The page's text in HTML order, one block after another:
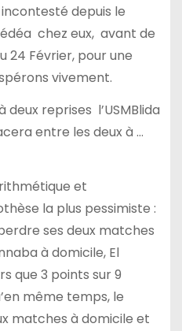
depuis le
chez eux, avant de
24 Février, pour une
vivement.
deux reprises l’USMBlida
entre les deux à …
et
la plus pessimiste :
ses deux matches
à domicile, El
que 3 points sur 9
même temps, le
matches à domicile et